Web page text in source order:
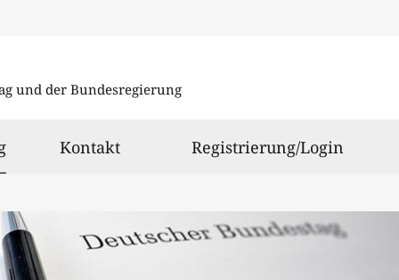
und der Bundesregierung
ausgewählt
Kontakt Registrierung/Login